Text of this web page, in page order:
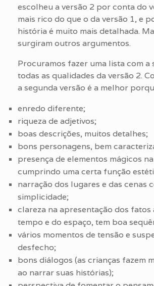
escolheu a versão 2 por conta do
mais rico do que o da versão 1, e
história é muito mais detalhada.
surgiram outros argumentos.
Procuramos fazer uma lista com a
todas as qualidades da versão 2.
a segunda versão é a melhor
enredo diferente;
riqueza de adjetivos;
boas descrições, muitos detalhes;
bons personagens, bem
presença de elementos mágicos
cumprindo uma certa função
narração dos lugares e das cenas
simplicidade;
clareza na apresentação dos fatos
tempo e do espaço, tem boa
vários momentos de tensão e
desfecho;
bons diálogos (as crianças fazem
ao narrar suas histórias);